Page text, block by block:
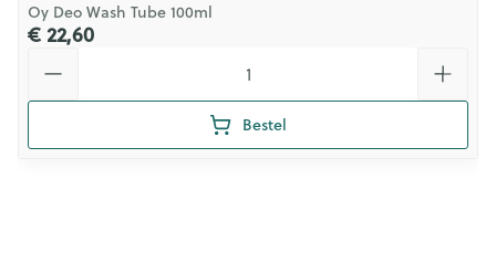
Oy Deo Wash Tube 100ml
€ 22,60
Bestel